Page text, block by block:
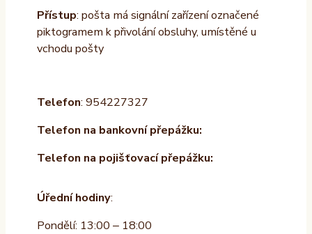
Přístup: pošta má signální zařízení označené
piktogramem k přivolání obsluhy, umístěné u
vchodu pošty
Telefon: 954227327
Telefon na bankovní přepážku:
Telefon na pojišťovací přepážku:
Úřední hodiny:
Pondělí: 13:00 – 18:00